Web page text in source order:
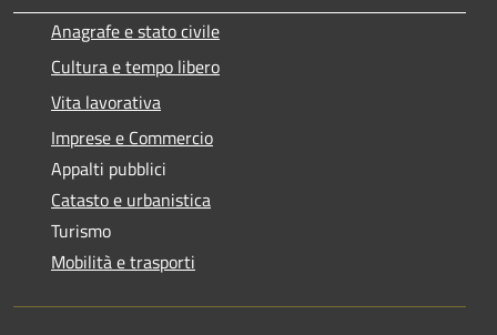
Anagrafe e stato civile
Cultura e tempo libero
Vita lavorativa
Imprese e Commercio
Appalti pubblici
Catasto e urbanistica
Turismo
Mobilità e trasporti